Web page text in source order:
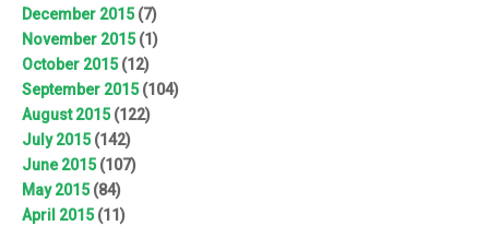
December 2015(7)
November 2015(1)
October 2015(12)
September 2015(104)
August 2015(122)
July 2015(142)
June 2015(107)
May 2015(84)
April 2015(11)